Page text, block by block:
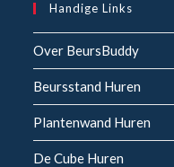
Handige Links
Over BeursBuddy
Beursstand Huren
Plantenwand Huren
De Cube Huren